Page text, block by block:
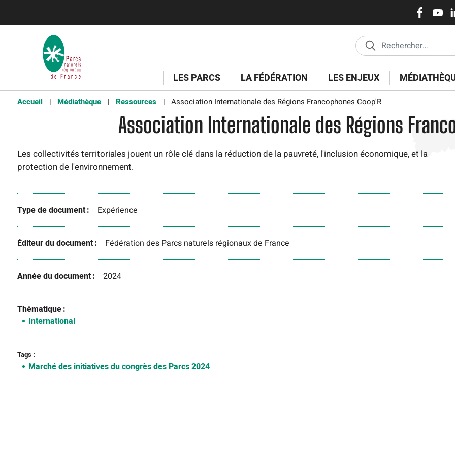
principal
Réseaux
sociaux
LES PARCS LA FÉDÉRATION LES ENJEUX
Accueil Médiathèque Ressources Association Internationale des Régions Francophones Coop'R
Association Internationale des Régions
Les collectivités territoriales jouent un rôle clé dans la réduction de la pauvreté, l'inclusion économique, et la
protection de l'environnement.
Type de document Expérience
Éditeur du document Fédération des Parcs naturels régionaux de France
Année du document 2024
Thématique
International
Tags
Marché des initiatives du congrès des Parcs 2024